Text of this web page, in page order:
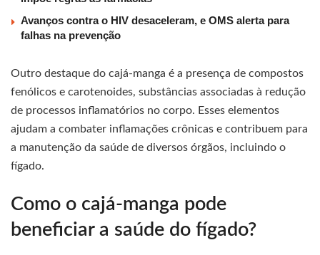
Avanços contra o HIV desaceleram, e OMS alerta para
falhas na prevenção
Outro destaque do cajá-manga é a presença de compostos
fenólicos e carotenoides, substâncias associadas à redução
de processos inflamatórios no corpo. Esses elementos
ajudam a combater inflamações crônicas e contribuem para
a manutenção da saúde de diversos órgãos, incluindo o
fígado.
Como o cajá-manga pode
beneficiar a saúde do fígado?